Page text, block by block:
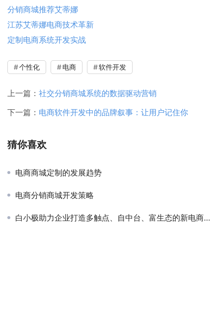
分销商城推荐艾蒂娜
江苏艾蒂娜电商技术革新
定制电商系统开发实战
个性化 电商 软件开发
上一篇： 社交分销商城系统的数据驱动营销
下一篇： 电商软件开发中的品牌叙事：让用户记住你
猜你喜欢
电商商城定制的发展趋势
电商分销商城开发策略
白小极助力企业打造多触点、自中台、富生态的新电商平台！